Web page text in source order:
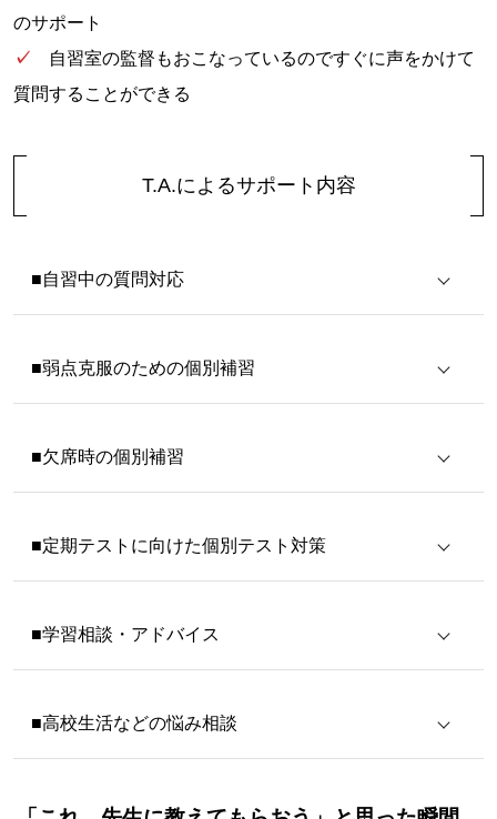
のサポート
✓ 自習室の監督もおこなっているのですぐに声をかけて
質問することができる
T.A.によるサポート内容
■自習中の質問対応
■弱点克服のための個別補習
■欠席時の個別補習
■定期テストに向けた個別テスト対策
■学習相談・アドバイス
■高校生活などの悩み相談